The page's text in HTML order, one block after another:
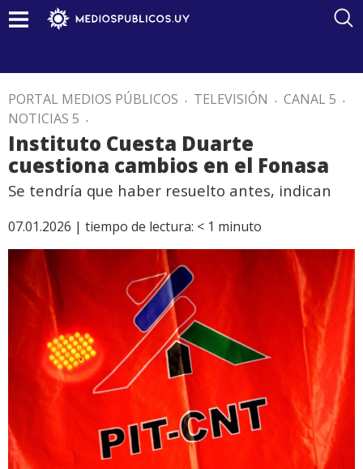
PORTAL MEDIOS PÚBLICOS . TELEVISIÓN . CANAL 5 .
NOTICIAS 5 .
Instituto Cuesta Duarte
cuestiona cambios en el Fonasa
Se tendría que haber resuelto antes, indican
07.01.2026 | tiempo de lectura: < 1 minuto